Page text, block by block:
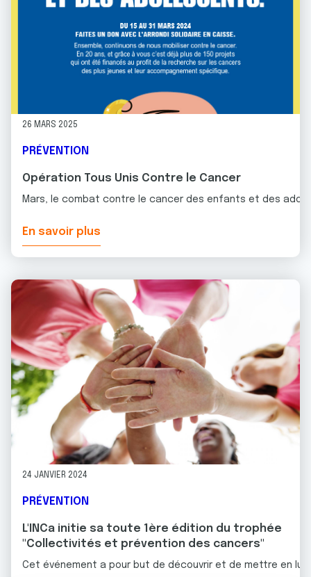
26 MARS 2025
PRÉVENTION
Opération Tous Unis Contre le Cancer
Mars, le combat contre le cancer des enfants et des
En savoir plus
24 JANVIER 2024
PRÉVENTION
L'INCa initie sa toute 1ère édition du trophée
"Collectivités et prévention des cancers"
Cet événement a pour but de découvrir et de mettre en